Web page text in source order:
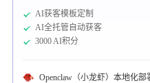
AI获客模板定制
AI全托管自动获客
3000 AI积分
Openclaw（小龙虾）本地化部